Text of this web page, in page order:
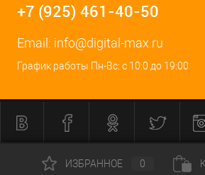
+7 (925) 461-40-50
Email: info@digital-max.ru
График работы Пн-Вс: с 10:0 до 19:00
ИЗБРАННОЕ 0